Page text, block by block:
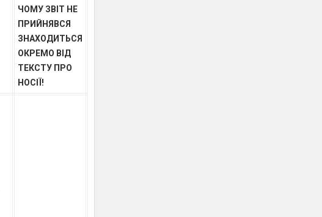
ЧОМУ ЗВІТ НЕ
ПРИЙНЯВСЯ
ЗНАХОДИТЬСЯ
ОКРЕМО ВІД
ТЕКСТУ ПРО
НОСІЇ!